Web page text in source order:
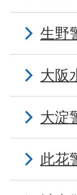
生野
大阪
大淀
此花